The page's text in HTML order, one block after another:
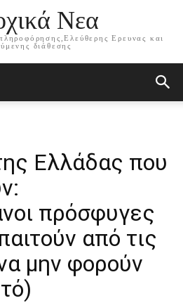
Νεα
Ερευνας και
διάθεσης
Ελλάδας που
πρόσφυγες
από τις
μην φορούν